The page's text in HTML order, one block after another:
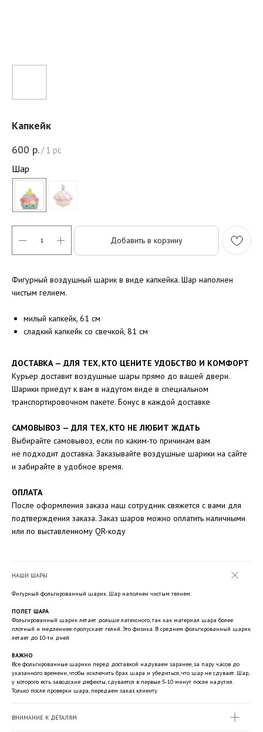
Капкейк
600 р./ 1 pc
Шар
Добавить в корзину
Фигурный воздушный шарик в виде капкейка. Шар наполнен
чистым гелием.
милый капкейк, 61 см
сладкий капкейк со свечкой, 81 см
ДОСТАВКА — ДЛЯ ТЕХ, КТО ЦЕНИТЕ УДОБСТВО И КОМФОРТ
Курьер доставит воздушные шары прямо до вашей двери.
Шарики приедут к вам в надутом виде в специальном
транспортировочном пакете. Бонус в каждой доставке
САМОВЫВОЗ — ДЛЯ ТЕХ, КТО НЕ ЛЮБИТ ЖДАТЬ
Выбирайте самовывоз, если по каким-то причинам вам
не подходит доставка. Заказывайте воздушные шарики на сайте
и забирайте в удобное время.
ОПЛАТА
После оформления заказа наш сотрудник свяжется с вами для
подтверждения заказа. Заказ шаров можно оплатить наличными
или по выставленному QR-коду
НАШИ ШАРЫ
Фигурный фольгированный шарик. Шар наполнен чистым гелием.
ПОЛЕТ ШАРА
Фольгированный шарик летает дольше латексного, так как материал шара более
плотный и медленнее пропускает гелий. Это физика. В среднем фольгированный шарик
летает до 10-ти дней
ВАЖНО
Все фольгированные шарики перед доставкой надуваем заранее, за пару часов до
указанного времени, чтобы исключить брак шара и убедиться, что шар не сдувает. Шар,
у которого есть заводские дефекты, сдувается в первые 5-10 минут после надутия.
Только после проверки шара, передаем заказ клиенту
ВНИМАНИЕ К ДЕТАЛЯМ